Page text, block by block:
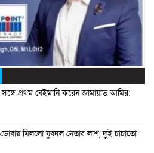
প্রথম বেইমানি করেন জামায়াত আমির:
মিললো যুবদল নেতার লাশ, দুই চাচাতো